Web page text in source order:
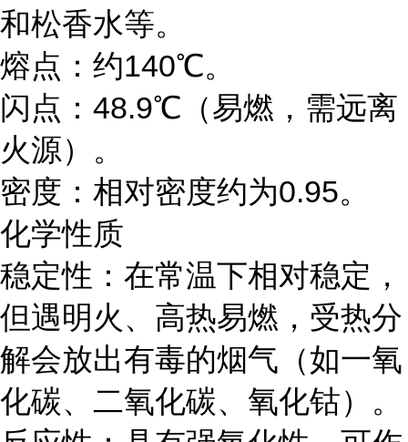
和松香水等。
熔点：约140℃。
闪点：48.9℃（易燃，需远离
火源）。
密度：相对密度约为0.95。
化学性质
稳定性：在常温下相对稳定，
但遇明火、高热易燃，受热分
解会放出有毒的烟气（如一氧
化碳、二氧化碳、氧化钴）。